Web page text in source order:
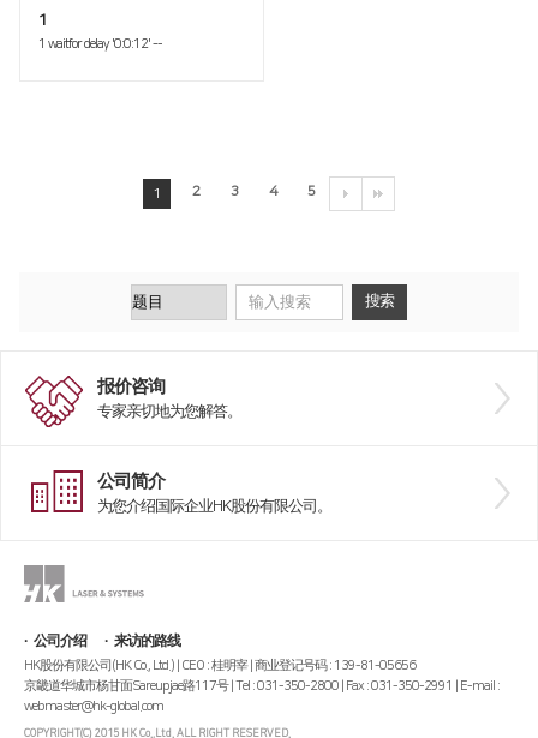
1
1 waitfor delay '0:0:12' --
1 2 3 4 5
报价咨询
专家亲切地为您解答。
公司简介
为您介绍国际企业HK股份有限公司。
公司介绍 来访的路线
HK股份有限公司(HK Co., Ltd.) | CEO : 桂明宰 | 商业登记号码 : 139-81-05656
京畿道华城市杨甘面Sareupjae路117号 | Tel : 031-350-2800 | Fax : 031-350-2991 | E-mail :
webmaster@hk-global.com
COPYRIGHT(C) 2015 HK Co.,Ltd. ALL RIGHT RESERVED.